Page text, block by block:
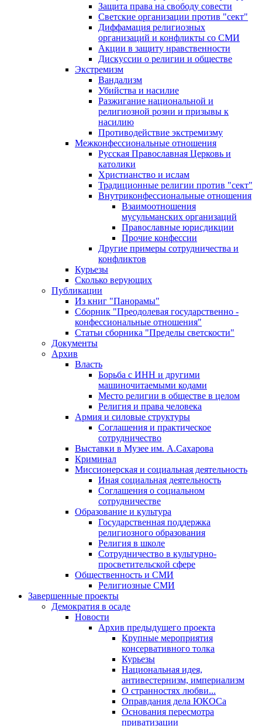
Защита права на свободу совести
Светские организации против "сект"
Диффамация религиозных
организаций и конфликты со СМИ
Акции в защиту нравственности
Дискуссии о религии и обществе
Экстремизм
Вандализм
Убийства и насилие
Разжигание национальной и
религиозной розни и призывы к
насилию
Противодействие экстремизму
Межконфессиональные отношения
Русская Православная Церковь и
католики
Христианство и ислам
Традиционные религии против "сект"
Внутриконфессиональные отношения
Взаимоотношения
мусульманских организаций
Православные юрисдикции
Прочие конфессии
Другие примеры сотрудничества и
конфликтов
Курьезы
Сколько верующих
Публикации
Из книг "Панорамы"
Сборник "Преодолевая государственно -
конфессиональные отношения"
Статьи сборника "Пределы светскости"
Документы
Архив
Власть
Борьба с ИНН и другими
машиночитаемыми кодами
Место религии в обществе в целом
Религия и права человека
Армия и силовые структуры
Соглашения и практическое
сотрудничество
Выставки в Музее им. А.Сахарова
Криминал
Миссионерская и социальная деятельность
Иная социальная деятельность
Соглашения о социальном
сотрудничестве
Образование и культура
Государственная поддержка
религиозного образования
Религия в школе
Сотрудничество в культурно-
просветительской сфере
Общественность и СМИ
Религиозные СМИ
Завершенные проекты
Демократия в осаде
Новости
Архив предыдущего проекта
Крупные мероприятия
консервативного толка
Курьезы
Национальная идея,
антивестернизм, империализм
О странностях любви...
Оправдания дела ЮКОСа
Основания пересмотра
приватизации